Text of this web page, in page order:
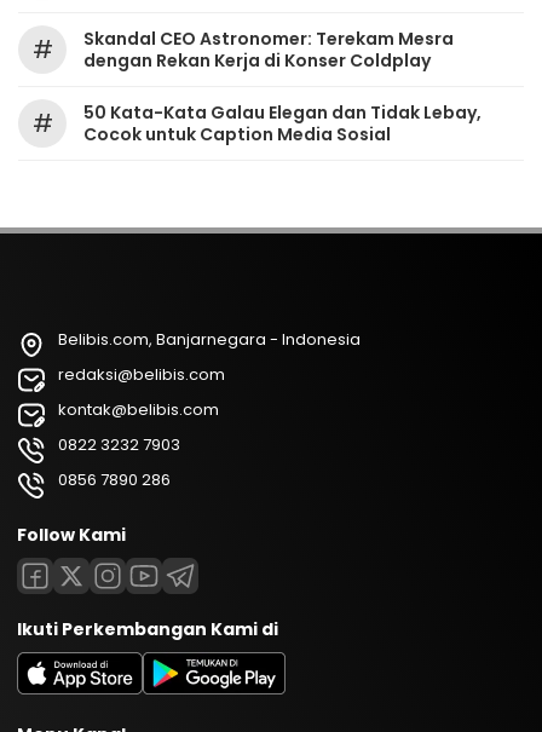
#
Skandal CEO Astronomer: Terekam Mesra
dengan Rekan Kerja di Konser Coldplay
#
50 Kata-Kata Galau Elegan dan Tidak Lebay,
Cocok untuk Caption Media Sosial
Belibis.com, Banjarnegara - Indonesia
redaksi@belibis.com
kontak@belibis.com
0822 3232 7903
0856 7890 286
Follow Kami
Ikuti Perkembangan Kami di